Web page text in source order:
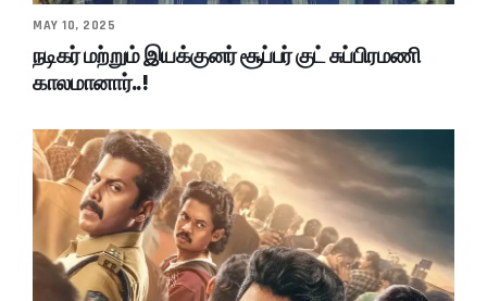
MAY 10, 2025
நடிகர் மற்றும் இயக்குனர் சூப்பர் குட் சுப்பிரமணி
காலமானார்..!